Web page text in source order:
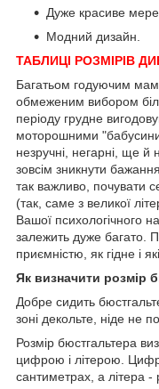
Дуже красиве
Модний дизайн.
ТАБЛИЦІ РОЗМІРІВ
Багатьом годуючим
обмеженим вибором
періоду грудне
моторошними
незручні, негарні, ще й
зовсім зникнути
так важливо, почувати
(так, саме з великої
Вашої психологічного
залежить дуже багато.
приємністю, як гідне і
Як визначити розмір
Добре сидить
зоні декольте, ніде не
Розмір бюстгальтера
цифрою і літерою.
сантиметрах, а літера